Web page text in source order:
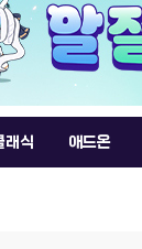
래식 애드온